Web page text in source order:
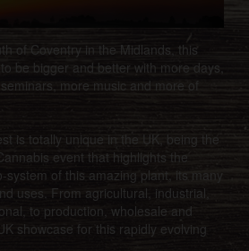
of Coventry in the Midlands, this
be bigger and better with more days,
more music and more of
is totally unique in the UK, being the
event that highlights the
system of this amazing plant, its many
uses. From agricultural, industrial,
to production, wholesale and
showcase for this rapidly evolving